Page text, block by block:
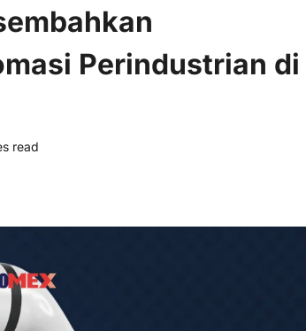
Perindustrian di
read